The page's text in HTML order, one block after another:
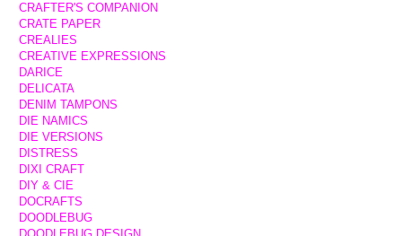
CRAFTER'S COMPANION
CRATE PAPER
CREALIES
CREATIVE EXPRESSIONS
DARICE
DELICATA
DENIM TAMPONS
DIE NAMICS
DIE VERSIONS
DISTRESS
DIXI CRAFT
DIY & CIE
DOCRAFTS
DOODLEBUG